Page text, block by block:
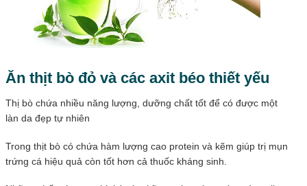
Ăn thịt bò đỏ và các axit béo thiết yếu
Thị bò chứa nhiều năng lượng, dưỡng chất tốt để có được một
làn da đẹp tự nhiên
Trong thịt bò có chứa hàm lượng cao protein và kẽm giúp trị mụn
trứng cá hiệu quả còn tốt hơn cả thuốc kháng sinh.